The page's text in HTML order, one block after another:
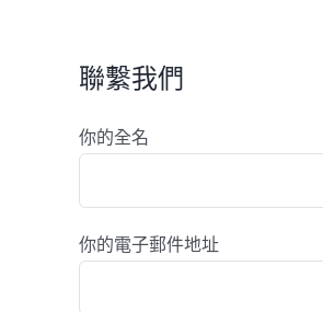
聯繫我們
你的全名
你的電子郵件地址